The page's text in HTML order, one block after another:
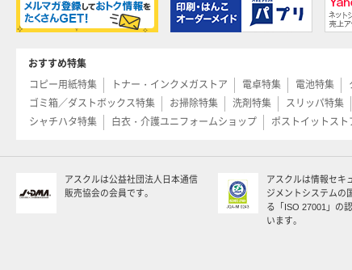
おすすめ特集
コピー用紙特集
トナー・インクメガストア 電卓特集 電池特集
ゴミ箱／ダストボックス特集
お掃除特集 洗剤特集 スリッパ特集
シャチハタ特集
白衣・介護ユニフォームショップ ポストイットスト
アスクルは公益社団法人日本通信
販売協会の会員です。
アスクルは情報セキ
ジメントシステムの
る「ISO 27001」の
います。